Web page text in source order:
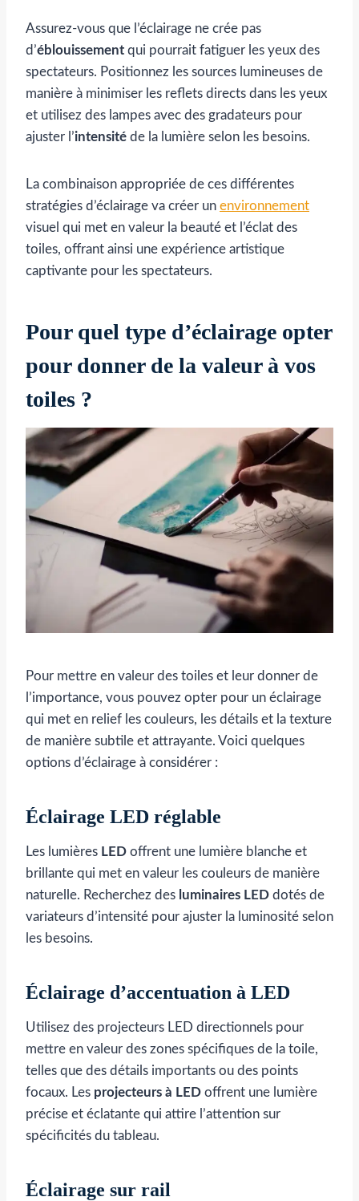
Assurez-vous que l’éclairage ne crée pas
d’éblouissement qui pourrait fatiguer les yeux des
spectateurs. Positionnez les sources lumineuses de
manière à minimiser les reflets directs dans les yeux
et utilisez des lampes avec des gradateurs pour
ajuster l’intensité de la lumière selon les besoins.
La combinaison appropriée de ces différentes
stratégies d’éclairage va créer un environnement
visuel qui met en valeur la beauté et l’éclat des
toiles, offrant ainsi une expérience artistique
captivante pour les spectateurs.
Pour quel type d’éclairage opter
pour donner de la valeur à vos
toiles ?
Pour mettre en valeur des toiles et leur donner de
l’importance, vous pouvez opter pour un éclairage
qui met en relief les couleurs, les détails et la texture
de manière subtile et attrayante. Voici quelques
options d’éclairage à considérer :
Éclairage LED réglable
Les lumières LED offrent une lumière blanche et
brillante qui met en valeur les couleurs de manière
naturelle. Recherchez des luminaires LED dotés de
variateurs d’intensité pour ajuster la luminosité selon
les besoins.
Éclairage d’accentuation à LED
Utilisez des projecteurs LED directionnels pour
mettre en valeur des zones spécifiques de la toile,
telles que des détails importants ou des points
focaux. Les projecteurs à LED offrent une lumière
précise et éclatante qui attire l’attention sur
spécificités du tableau.
Éclairage sur rail